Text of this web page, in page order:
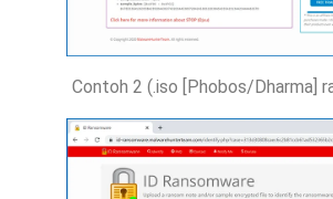
Contoh 2 (.iso [Phobos/Dharma]